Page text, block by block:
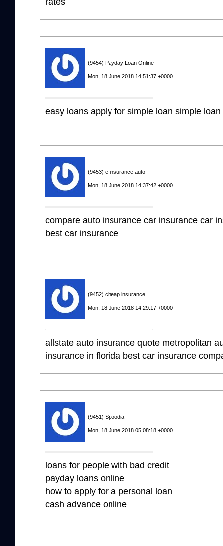
(9454) Payday Loan Online
Mon, 18 June 2018 14:51:37 +0000
easy loans apply for simple loan simple loan
(9453) e insurance auto
Mon, 18 June 2018 14:37:42 +0000
compare auto insurance car insurance car
best car insurance
(9452) cheap insurance
Mon, 18 June 2018 14:29:17 +0000
allstate auto insurance quote metropolitan
insurance in florida best car insurance
(9451) Spoodia
Mon, 18 June 2018 05:08:18 +0000
loans for people with bad credit
payday loans online
how to apply for a personal loan
cash advance online